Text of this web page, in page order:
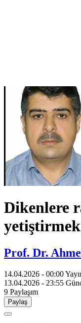
Dikenlere
yetiştirmek
Prof. Dr.
14.04.2026 - 00:00
13.04.2026 - 23:55
9 Paylaşım
Paylaş